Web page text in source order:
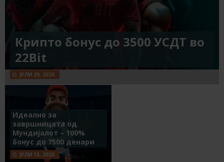
Крипто бонус до 3500 УСДТ во
22Bit
ЈУЛИ 29, 2026
Идеално за
завршницата од
Мундијалот – 100%
бонус до 7500 денари
ЈУЛИ 15, 2026